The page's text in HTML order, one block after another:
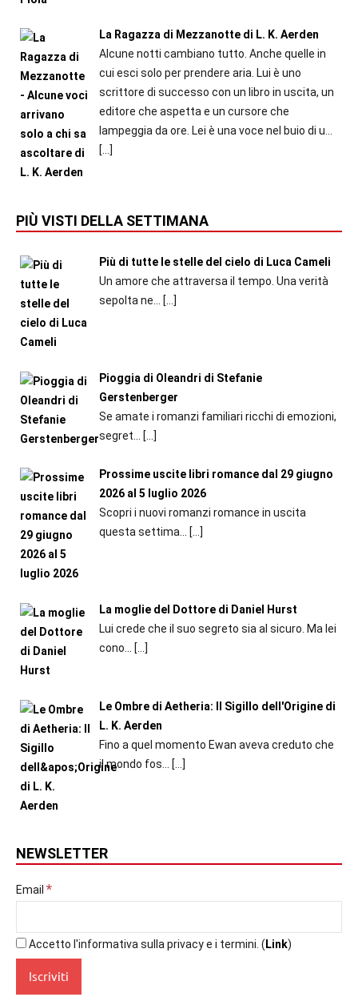
La Ragazza di Mezzanotte di L. K. Aerden
Alcune notti cambiano tutto. Anche quelle in
cui esci solo per prendere aria. Lui è uno
scrittore di successo con un libro in uscita, un
editore che aspetta e un cursore che
lampeggia da ore. Lei è una voce nel buio di u...
[…]
PIÙ VISTI DELLA SETTIMANA
Più di tutte le stelle del cielo di Luca Cameli
Un amore che attraversa il tempo. Una verità
sepolta ne...
[…]
Pioggia di Oleandri di Stefanie
Gerstenberger
Se amate i romanzi familiari ricchi di emozioni,
segret...
[…]
Prossime uscite libri romance dal 29 giugno
2026 al 5 luglio 2026
Scopri i nuovi romanzi romance in uscita
questa settima...
[…]
La moglie del Dottore di Daniel Hurst
Lui crede che il suo segreto sia al sicuro. Ma lei
cono...
[…]
Le Ombre di Aetheria: Il Sigillo dell'Origine di
L. K. Aerden
Fino a quel momento Ewan aveva creduto che
il mondo fos...
[…]
NEWSLETTER
Email *
Accetto l'informativa sulla privacy e i termini. ( Link)